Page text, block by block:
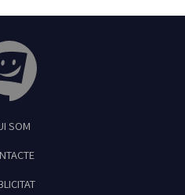
de Guíxols
SOM